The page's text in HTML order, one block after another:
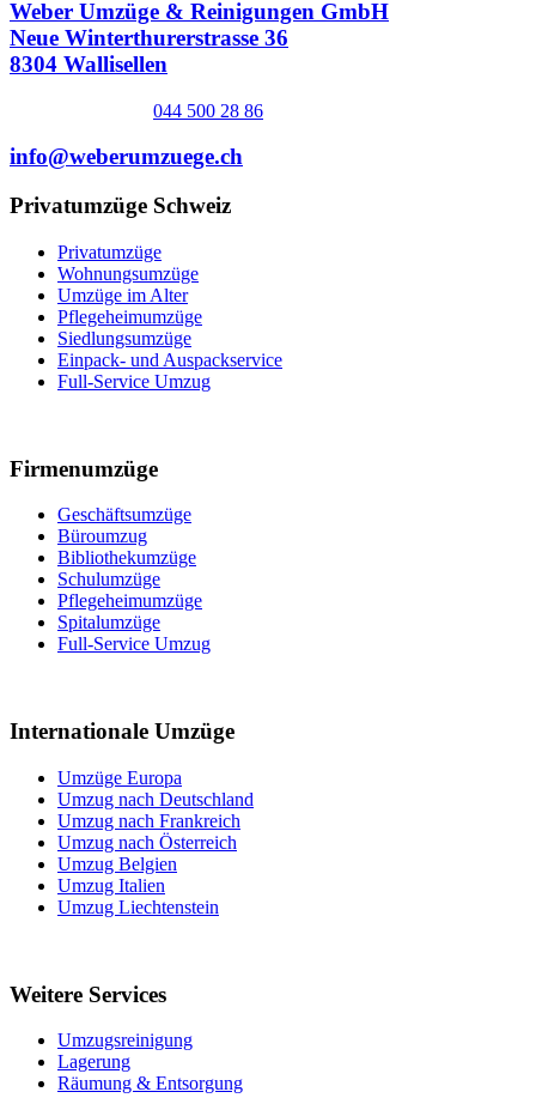
Weber Umzüge & Reinigungen GmbH
Neue Winterthurerstrasse 36
8304 Wallisellen
044 500 28 86
info@weberumzuege.ch
Privatumzüge Schweiz
Privatumzüge
Wohnungsumzüge
Umzüge im Alter
Pflegeheimumzüge
Siedlungsumzüge
Einpack- und Auspackservice
Full-Service Umzug
Firmenumzüge
Geschäftsumzüge
Büroumzug
Bibliothekumzüge
Schulumzüge
Pflegeheimumzüge
Spitalumzüge
Full-Service Umzug
Internationale Umzüge
Umzüge Europa
Umzug nach Deutschland
Umzug nach Frankreich
Umzug nach Österreich
Umzug Belgien
Umzug Italien
Umzug Liechtenstein
Weitere Services
Umzugsreinigung
Lagerung
Räumung & Entsorgung